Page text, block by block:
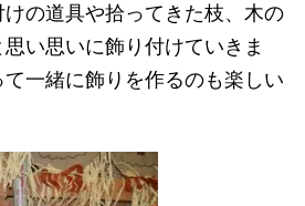
の道具や拾ってきた枝、木の
い思いに飾り付けていきま
一緒に飾りを作るのも楽しい